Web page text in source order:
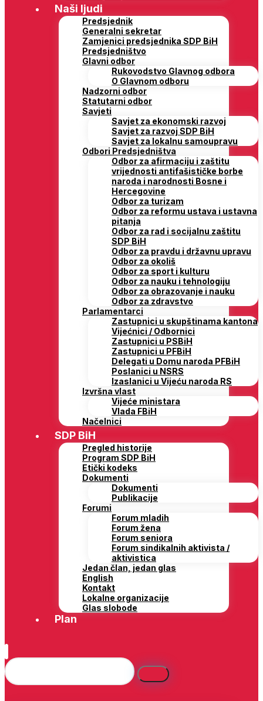
Naši ljudi
Predsjednik
Generalni sekretar
Zamjenici predsjednika SDP BiH
Predsjedništvo
Glavni odbor
Rukovodstvo Glavnog odbora
O Glavnom odboru
Nadzorni odbor
Statutarni odbor
Savjeti
Savjet za ekonomski razvoj
Savjet za razvoj SDP BiH
Savjet za lokalnu samoupravu
Odbori Predsjedništva
Odbor za afirmaciju i zaštitu
vrijednosti antifašističke borbe
naroda i narodnosti Bosne i
Hercegovine
Odbor za turizam
Odbor za reformu ustava i ustavna
pitanja
Odbor za rad i socijalnu zaštitu
SDP BiH
Odbor za pravdu i državnu upravu
Odbor za okoliš
Odbor za sport i kulturu
Odbor za nauku i tehnologiju
Odbor za obrazovanje i nauku
Odbor za zdravstvo
Parlamentarci
Zastupnici u skupštinama kantona
Vijećnici / Odbornici
Zastupnici u PSBiH
Zastupnici u PFBiH
Delegati u Domu naroda PFBiH
Poslanici u NSRS
Izaslanici u Vijeću naroda RS
Izvršna vlast
Vijeće ministara
Vlada FBiH
Načelnici
SDP BiH
Pregled historije
Program SDP BiH
Etički kodeks
Dokumenti
Dokumenti
Publikacije
Forumi
Forum mladih
Forum žena
Forum seniora
Forum sindikalnih aktivista /
aktivistica
Jedan član, jedan glas
English
Kontakt
Lokalne organizacije
Glas slobode
Plan